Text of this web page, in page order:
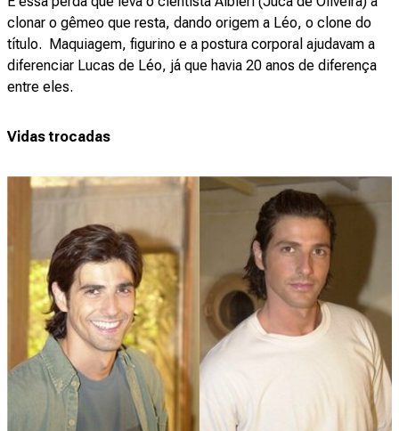
clonar o gêmeo que resta, dando origem a Léo, o clone do
título. Maquiagem, figurino e a postura corporal ajudavam a
diferenciar Lucas de Léo, já que havia 20 anos de diferença
entre eles.
Vidas trocadas